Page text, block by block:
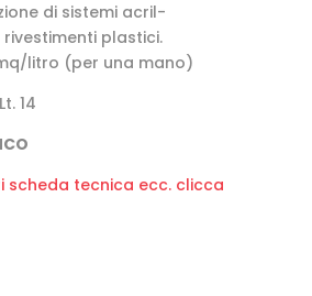
di sistemi acril-
plastici.
litro (per una mano)
14
scheda tecnica ecc. clicca